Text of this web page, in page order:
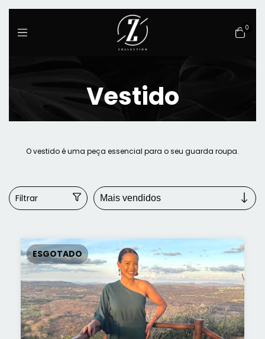
0
Vestido
O vestido é uma peça essencial para o seu guarda roupa.
Filtrar
ESGOTADO